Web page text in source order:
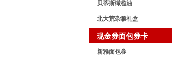
贝蒂斯橄榄油
北大荒杂粮礼盒
现金券面包券卡
新雅面包券